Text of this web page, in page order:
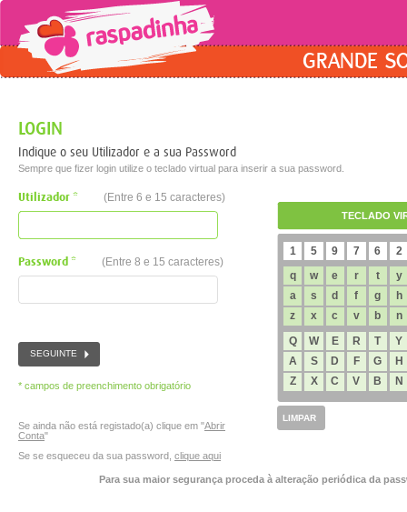
GRANDE
LOGIN
Indique o seu Utilizador e a sua Password
Sempre que fizer login utilize o teclado virtual para inserir a sua password.
Utilizador * (Entre 6 e 15 caracteres)
Password * (Entre 8 e 15 caracteres)
* campos de preenchimento obrigatório
Se ainda não está registado(a) clique em "Abrir
Conta"
Se se esqueceu da sua password, clique aqui
TECLADO
Para sua maior segurança proceda à alteração periódica da